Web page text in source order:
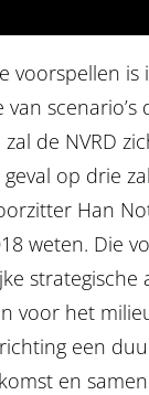
voorspellen is
scenario’s
de NVRD
op drie
Han
weten. Die
strategische
voor het
een
en